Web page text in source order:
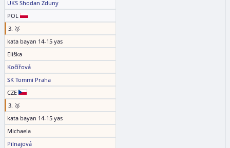
UKS Shodan Zduny
POL
3. 🥉
kata bayan 14-15 yas
Eliška
Kočířová
SK Tommi Praha
CZE
3. 🥉
kata bayan 14-15 yas
Michaela
Pilnajová